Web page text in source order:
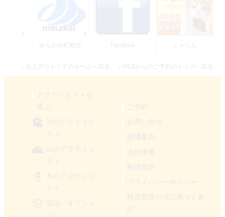
みなかみ町観光 FaceBook じゃらん
＞水上アウトドアのホームへ戻る ＞WEBからのご予約のトップへ戻る
アクティビティを
川のアクティビ
ティ
山のアクティビ
ティ
冬のアクティビ
ティ
宿泊・オプショ
ン
ご予約
お問い合せ
交通案内
会社概要
利用規約
プライバシーポリシー
特定商取引法に基づく表
記